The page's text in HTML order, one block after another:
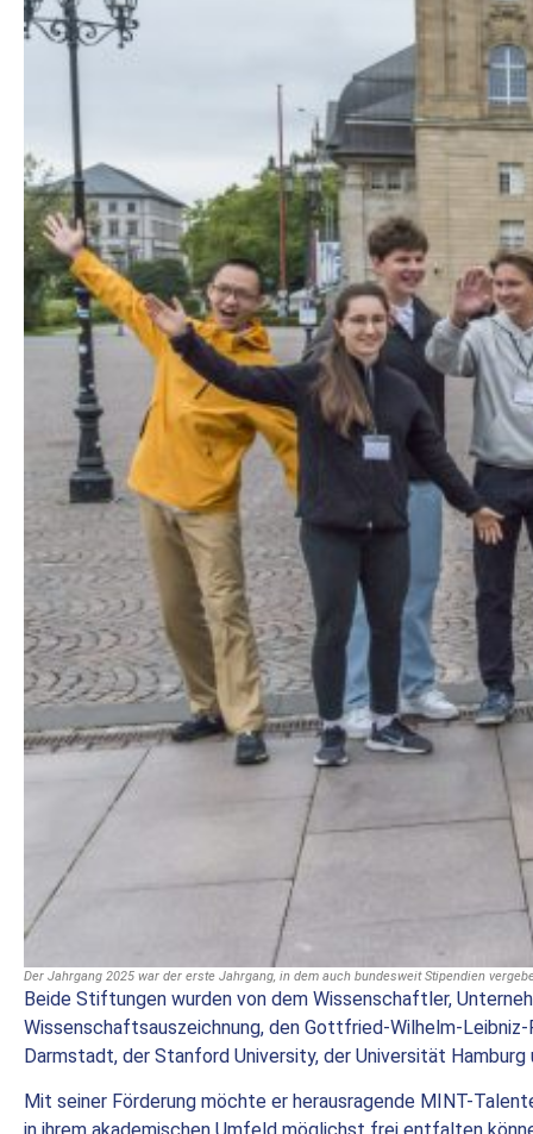
Der Jahrgang 2025 war der erste Jahrgang, in dem auch bundesweit Stipendien
Beide Stiftungen wurden von dem Wissenschaftler,
Wissenschaftsauszeichnung, den Gottfried-Wilhelm-
Darmstadt, der Stanford University, der Universität
Mit seiner Förderung möchte er herausragende MINT-